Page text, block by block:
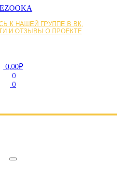
К НАШЕЙ ГРУППЕ В ВК,
И ОТЗЫВЫ О ПРОЕКТЕ
0,00₽
0
0